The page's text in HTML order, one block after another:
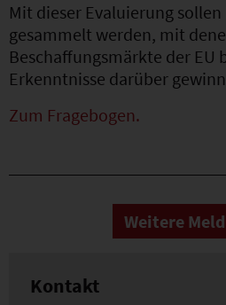
Mit dieser Evaluierung
gesammelt werden, mit
Beschaffungsmärkte der EU
Erkenntnisse darüber
Zum Fragebogen.
Weitere
Kontakt